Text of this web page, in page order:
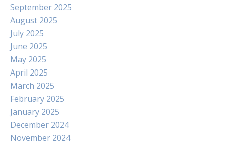
September 2025
August 2025
July 2025
June 2025
May 2025
April 2025
March 2025
February 2025
January 2025
December 2024
November 2024